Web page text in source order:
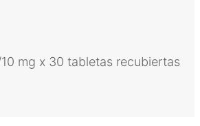
mg x 30 tabletas recubiertas